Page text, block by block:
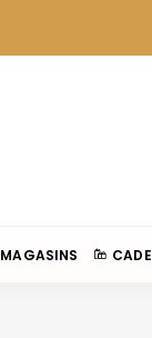
MAGASINS